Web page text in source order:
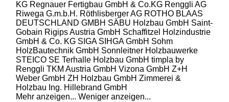
KG Regnauer Fertigbau GmbH & Co.KG Renggli AG
Riwega G.m.b.H. Röthlisberger AG ROTHO BLAAS
DEUTSCHLAND GMBH SÄBU Holzbau GmbH Saint-
Gobain Rigips Austria GmbH Schaffitzel Holzindustrie
GmbH & Co. KG SIGA SIHGA GmbH Sohm
HolzBautechnik GmbH Sonnleitner Holzbauwerke
STEICO SE Terhalle Holzbau GmbH timpla by
Renggli TKM Austria GmbH Vizona GmbH Z+H
Weber GmbH ZH Holzbau GmbH Zimmerei &
Holzbau Ing. Hillebrand GmbH
Mehr anzeigen... Weniger anzeigen...